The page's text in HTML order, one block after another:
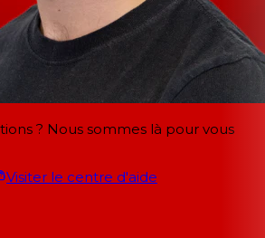
? Nous sommes là pour vous
Visiter le centre d'aide